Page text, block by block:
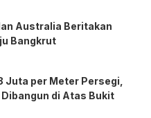
Australia Beritakan
Bangkrut
Juta per Meter Persegi,
Dibangun di Atas Bukit